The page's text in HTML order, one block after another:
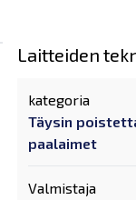
Laitteiden
kategoria
Täysin
paalaimet
Valmistaja